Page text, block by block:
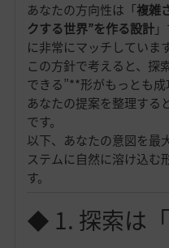
あなたの方向性は「複雑
クする世界”を作る設計
に非常にマッチしています
この方針で考えると、探
できる”**形がもっとも成
あなたの提案を整理する
です。
以下、あなたの意図を最
ステムに自然に溶け込む
す。
◆ 1. 探索は